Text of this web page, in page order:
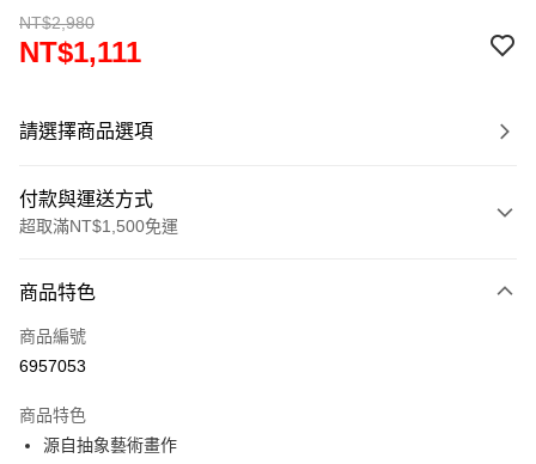
NT$2,980
NT$1,111
請選擇商品選項
付款與運送方式
超取滿NT$1,500免運
信用卡一次付款
超商取貨付款
Apple Pay
商品特色
商品編號
6957053
商品特色
源自抽象藝術畫作